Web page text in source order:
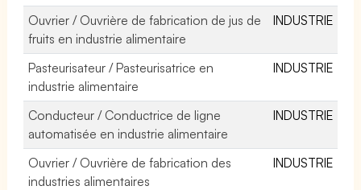
Ouvrier / Ouvrière de fabrication de jus de
fruits en industrie alimentaire
INDUSTRIE
Pasteurisateur / Pasteurisatrice en
industrie alimentaire
INDUSTRIE
Conducteur / Conductrice de ligne
automatisée en industrie alimentaire
INDUSTRIE
Ouvrier / Ouvrière de fabrication des
industries alimentaires
INDUSTRIE